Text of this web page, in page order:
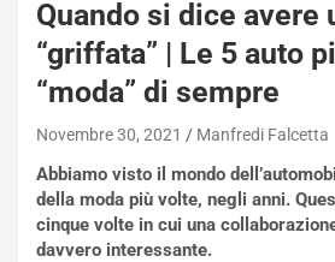
Quando si dice avere
“griffata” | Le 5 auto
“moda” di sempre
Novembre 30, 2021 Manfredi Falcetta
Abbiamo visto il mondo
della moda più volte, negli anni.
cinque volte in cui una
davvero interessante.